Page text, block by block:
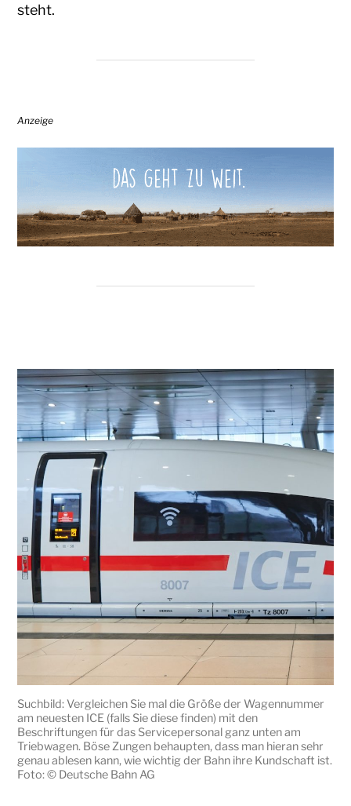
steht.
Anzeige
Suchbild: Vergleichen Sie mal die Größe der Wagennummer
am neuesten ICE (falls Sie diese finden) mit den
Beschriftungen für das Servicepersonal ganz unten am
Triebwagen. Böse Zungen behaupten, dass man hieran sehr
genau ablesen kann, wie wichtig der Bahn ihre Kundschaft ist.
Foto: © Deutsche Bahn AG